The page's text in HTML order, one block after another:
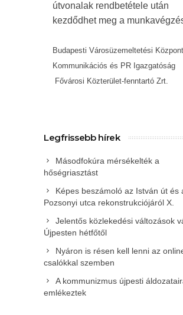
útvonalak rendbetétele után
kezdődhet meg a
Budapesti Városüzemeltetési Központ
Kommunikációs és PR Igazgatóság
Fővárosi Közterület-fenntartó Zrt.
Legfrissebb hírek
Másodfokúra mérsékelték a
hőségriasztást
Képes beszámoló az István út és
Pozsonyi utca rekonstrukciójáról X.
Jelentős közlekedési változások
Újpesten hétfőtől
Nyáron is résen kell lenni az
csalókkal szemben
A kommunizmus újpesti
emlékeztek